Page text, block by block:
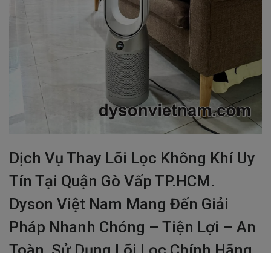
Dịch Vụ Thay Lõi Lọc Không Khí Uy
Tín Tại Quận Gò Vấp TP.HCM.
Dyson Việt Nam Mang Đến Giải
Pháp Nhanh Chóng – Tiện Lợi – An